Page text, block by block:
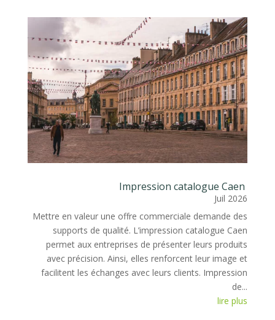
Impression catalogue Caen
Juil 2026
Mettre en valeur une offre commerciale demande des
supports de qualité. L’impression catalogue Caen
permet aux entreprises de présenter leurs produits
avec précision. Ainsi, elles renforcent leur image et
facilitent les échanges avec leurs clients. Impression
de...
lire plus